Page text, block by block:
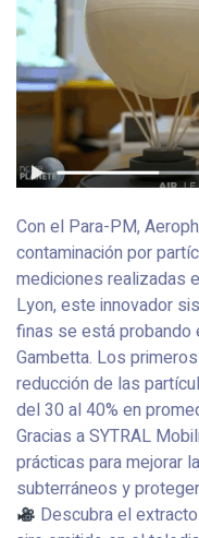
Con el Para-PM,
contaminación por
mediciones realizadas
Lyon, este innovador
finas se está probando
Gambetta. Los
reducción de las
del 30 al 40% en
Gracias a SYTRAL
prácticas para mejorar
subterráneos y
Descubra el